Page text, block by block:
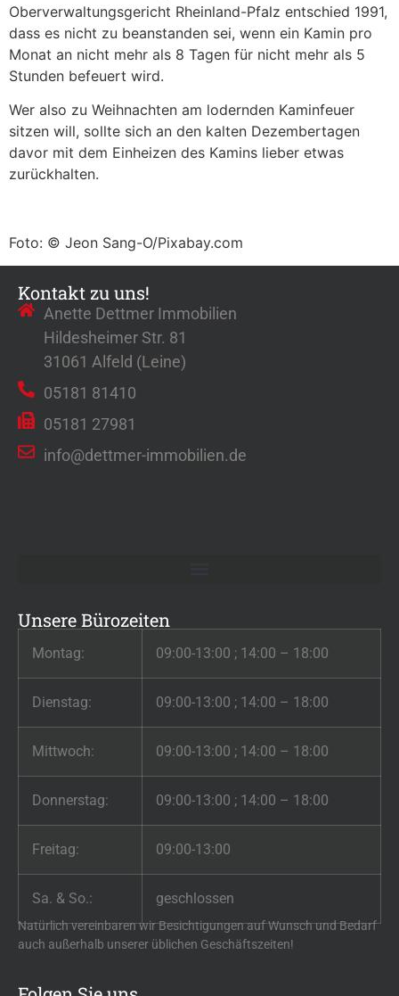
Oberverwaltungsgericht Rheinland-Pfalz entschied 1991,
dass es nicht zu beanstanden sei, wenn ein Kamin pro
Monat an nicht mehr als 8 Tagen für nicht mehr als 5
Stunden befeuert wird.
Wer also zu Weihnachten am lodernden Kaminfeuer
sitzen will, sollte sich an den kalten Dezembertagen
davor mit dem Einheizen des Kamins lieber etwas
zurückhalten.
Foto: © Jeon Sang-O/Pixabay.com
Kontakt zu uns!
Anette Dettmer Immobilien
Hildesheimer Str. 81
31061 Alfeld (Leine)
05181 81410
05181 27981
info@dettmer-immobilien.de
Unsere Bürozeiten
Montag: 09:00-13:00 ; 14:00 – 18:00
Dienstag: 09:00-13:00 ; 14:00 – 18:00
Mittwoch: 09:00-13:00 ; 14:00 – 18:00
Donnerstag: 09:00-13:00 ; 14:00 – 18:00
Freitag: 09:00-13:00
Sa. & So.: geschlossen
Natürlich vereinbaren wir Besichtigungen auf Wunsch und Bedarf
auch außerhalb unserer üblichen Geschäftszeiten!